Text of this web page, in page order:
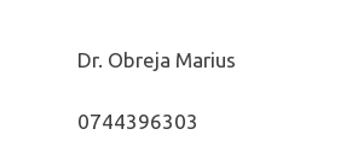
Dr. Obreja Marius
0744396303